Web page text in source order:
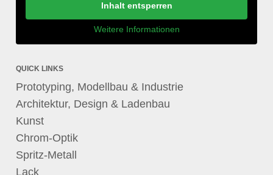
Inhalt entsperren
Weitere Informationen
QUICK LINKS
Prototyping, Modellbau & Industrie
Architektur, Design & Ladenbau
Kunst
Chrom-Optik
Spritz-Metall
Lack